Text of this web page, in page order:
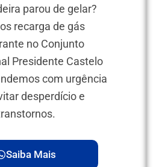
parou de gelar?
recarga de gás
no Conjunto
Presidente Castelo
com urgência
desperdício e
Saiba Mais